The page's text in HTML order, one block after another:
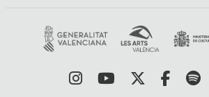
Link a instagram
Link aLink aLink